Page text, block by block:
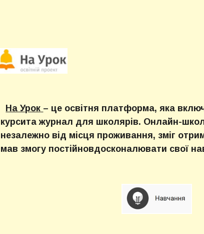
На Урок – це освітня платформа, яка
курсита журнал для школярів. Онлайн-
незалежно від місця проживання, зміг
мав змогу постійновдосконалювати свої